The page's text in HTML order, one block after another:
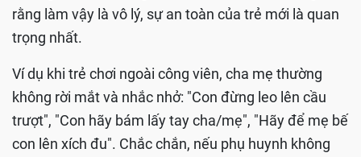
rằng làm vậy là vô lý, sự an toàn của trẻ mới là quan
trọng nhất.
Ví dụ khi trẻ chơi ngoài công viên, cha mẹ thường
không rời mắt và nhắc nhở: "Con đừng leo lên cầu
trượt", "Con hãy bám lấy tay cha/mẹ", "Hãy để mẹ bế
con lên xích đu". Chắc chắn, nếu phụ huynh không